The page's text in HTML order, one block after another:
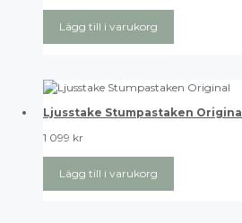
Lägg till i varukorg
Ljusstake Stumpastaken Original
1 099 kr
Lägg till i varukorg